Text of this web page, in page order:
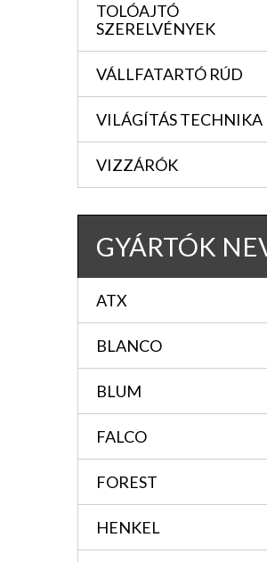
TOLÓAJTÓ
SZERELVÉNYEK
VÁLLFATARTÓ RÚD
VILÁGÍTÁS TECHNIKA
VIZZÁRÓK
GYÁRTÓK
ATX
BLANCO
BLUM
FALCO
FOREST
HENKEL